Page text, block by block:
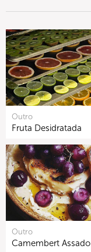
Outro
Fruta Desidratada
Outro
Camembert Assado